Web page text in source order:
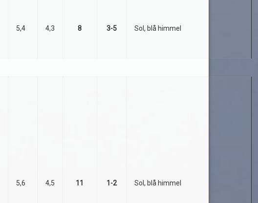
5,4 4,3 8 3-5 Sol, blå himmel
5,6 4,5 11 1-2 Sol, blå himmel